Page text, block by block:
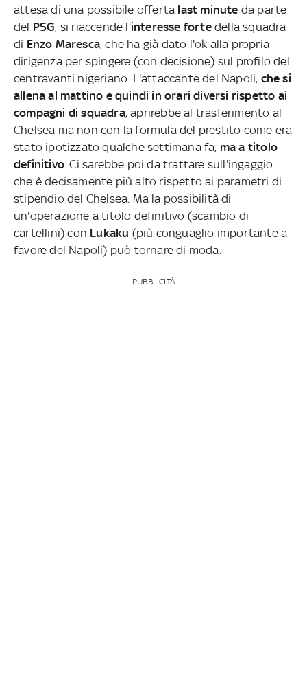
attesa di una possibile offerta last minute da parte
del PSG, si riaccende l'interesse fortedella squadra
di Enzo Maresca, che ha già dato l'ok alla propria
dirigenza per spingere (con decisione) sul profilo del
centravanti nigeriano. L'attaccante del Napoli, che si
allena al mattino e quindi in orari diversi rispetto ai
compagni di squadra, aprirebbe al trasferimento al
Chelsea ma non con la formula del prestito come era
stato ipotizzato qualche settimana fa, ma a titolo
definitivo . Ci sarebbe poi da trattare sull'ingaggio
che è decisamente più alto rispetto ai parametri di
stipendio del Chelsea. Ma la possibilità di
un'operazione a titolo definitivo (scambio di
cartellini) con Lukaku (più conguaglio importante a
favore del Napoli) può tornare di moda.
PUBBLICITÀ